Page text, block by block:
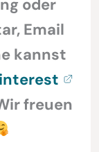
oder
Email
kannst
freuen